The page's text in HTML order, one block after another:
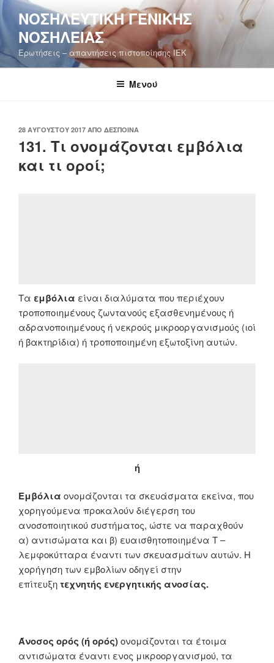
Μετάβαση
στο
περιεχόμενο
ΝΟΣΗΛΕΥΤΙΚΉ ΓΕΝΙΚΉΣ
ΝΟΣΗΛΕΊΑΣ
Ερωτήσεις – απαντήσεις πιστοποίησης ΙΕΚ
Μενού
ΔΗΜΟΣΙΕΎΤΗΚΕ
ΣΤΙΣ
28 ΑΥΓΟΎΣΤΟΥ 2017 ΑΠΌ ΔΈΣΠΟΙΝΑ
131. Τι ονομάζονται εμβόλια
και τι οροί;
Τα εμβόλια είναι διαλύματα που περιέχουν
τροποποιημένους ζωντανούς εξασθενημένους ή
αδρανοποιημένους ή νεκρούς μικροοργανισμούς (ιοί
ή βακτηρίδια) ή τροποποιημένη εξωτοξίνη αυτών.
ή
Εμβόλια ονομάζονται τα σκευάσματα εκείνα, που
χορηγούμενα προκαλούν διέγερση του
ανοσοποιητικού συστήματος, ώστε να παραχθούν
α) αντισώματα και β) ευαισθητοποιημένα Τ –
λεμφοκύτταρα έναντι των σκευασμάτων αυτών. Η
χορήγηση των εμβολίων οδηγεί στην
επίτευξη τεχνητής ενεργητικής ανοσίας.
Άνοσος ορός (ή ορός)ονομάζονται τα έτοιμα
αντισώματα έναντι ενος μικροοργανισμού, τα